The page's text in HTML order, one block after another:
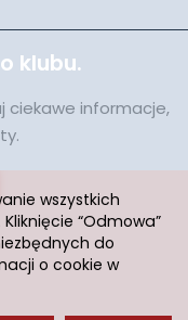
klubu.
ciekawe informacje,
wszystkich
“Odmowa”
do
o cookie w